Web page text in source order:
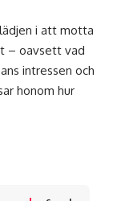
i att motta
– oavsett vad
intressen och
honom hur